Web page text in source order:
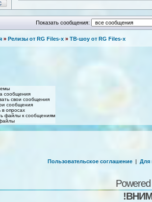
Показать сообщения:
» Релизы от RG Files-x » ТВ-шоу от RG Files-x
сообщения
свои сообщения
сообщения
в опросах
файлы к сообщениям
Пользовательское соглашение | Для